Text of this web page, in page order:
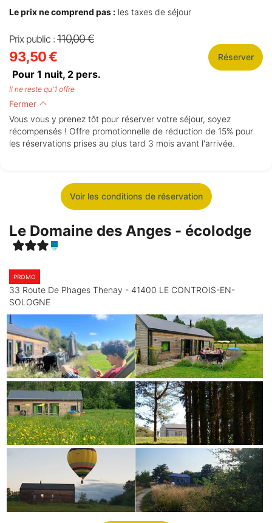
Le prix ne comprend pas : les taxes de séjour
Prix public : 110,00 €
93,50 €
Pour 1 nuit, 2 pers.
Réserver
Il ne reste qu'1 offre
Fermer
Vous vous y prenez tôt pour réserver votre séjour, soyez
récompensés ! Offre promotionnelle de réduction de 15% pour
les réservations prises au plus tard 3 mois avant l'arrivée.
Voir les conditions de réservation
Le Domaine des Anges - écolodge
PROMO
33 Route De Phages Thenay - 41400 LE CONTROIS-EN-
SOLOGNE